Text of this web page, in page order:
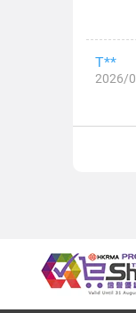
T**
2026/